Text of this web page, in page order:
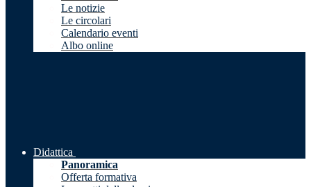
Le notizie
Le circolari
Calendario eventi
Albo online
Didattica
Panoramica
Offerta formativa